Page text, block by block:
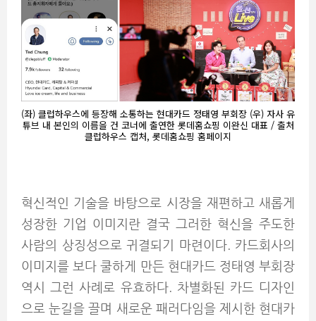
(좌) 클럽하우스에 등장해 소통하는 현대카드 정태영 부회장 (우) 자사 유
튜브 내 본인의 이름을 건 코너에 출연한 롯데홈쇼핑 이완신 대표 / 출처
클럽하우스 캡처, 롯데홈쇼핑 홈페이지
혁신적인 기술을 바탕으로 시장을 재편하고 새롭게
성장한 기업 이미지란 결국 그러한 혁신을 주도한
사람의 상징성으로 귀결되기 마련이다. 카드회사의
이미지를 보다 쿨하게 만든 현대카드 정태영 부회장
역시 그런 사례로 유효하다. 차별화된 카드 디자인
으로 눈길을 끌며 새로운 패러다임을 제시한 현대카